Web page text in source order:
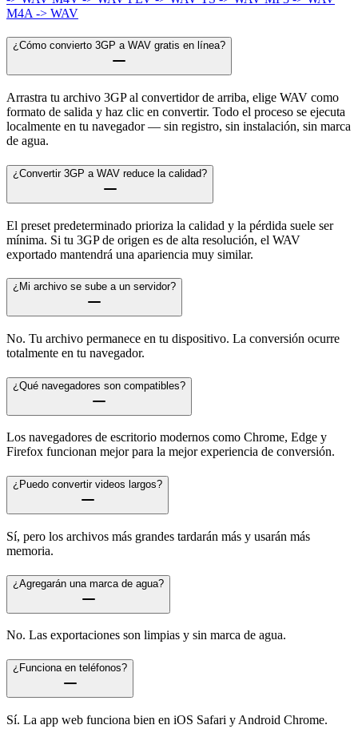
M4A -> WAV
¿Cómo convierto 3GP a WAV gratis en línea?
Arrastra tu archivo 3GP al convertidor de arriba, elige WAV como
formato de salida y haz clic en convertir. Todo el proceso se ejecuta
localmente en tu navegador — sin registro, sin instalación, sin marca
de agua.
¿Convertir 3GP a WAV reduce la calidad?
El preset predeterminado prioriza la calidad y la pérdida suele ser
mínima. Si tu 3GP de origen es de alta resolución, el WAV
exportado mantendrá una apariencia muy similar.
¿Mi archivo se sube a un servidor?
No. Tu archivo permanece en tu dispositivo. La conversión ocurre
totalmente en tu navegador.
¿Qué navegadores son compatibles?
Los navegadores de escritorio modernos como Chrome, Edge y
Firefox funcionan mejor para la mejor experiencia de conversión.
¿Puedo convertir videos largos?
Sí, pero los archivos más grandes tardarán más y usarán más
memoria.
¿Agregarán una marca de agua?
No. Las exportaciones son limpias y sin marca de agua.
¿Funciona en teléfonos?
Sí. La app web funciona bien en iOS Safari y Android Chrome.